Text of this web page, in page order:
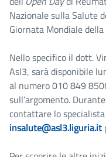
Nazionale sulla Salute
Giornata Mondiale
Nello specifico il dott.
Asl3, sarà disponibile
al numero 010 849
sull’argomento.
contattare lo
insalute@asl3.liguria.it